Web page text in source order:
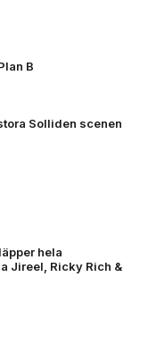
B
Solliden scenen
hela
Jireel, Ricky Rich &